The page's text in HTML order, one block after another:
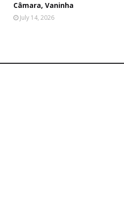
Câmara, Vaninha
July 14, 2026